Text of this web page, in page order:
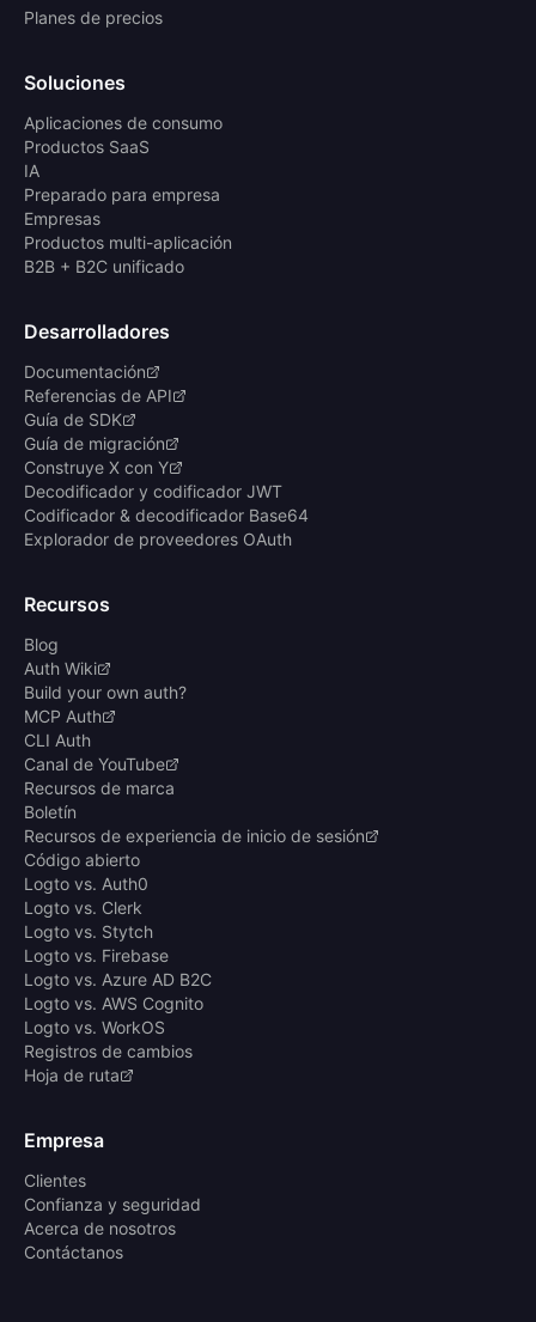
Planes de precios
Soluciones
Aplicaciones de consumo
Productos SaaS
IA
Preparado para empresa
Empresas
Productos multi-aplicación
B2B + B2C unificado
Desarrolladores
Documentación
Referencias de API
Guía de SDK
Guía de migración
Construye X con Y
Decodificador y codificador JWT
Codificador & decodificador Base64
Explorador de proveedores OAuth
Recursos
Blog
Auth Wiki
Build your own auth?
MCP Auth
CLI Auth
Canal de YouTube
Recursos de marca
Boletín
Recursos de experiencia de inicio de sesión
Código abierto
Logto vs. Auth0
Logto vs. Clerk
Logto vs. Stytch
Logto vs. Firebase
Logto vs. Azure AD B2C
Logto vs. AWS Cognito
Logto vs. WorkOS
Registros de cambios
Hoja de ruta
Empresa
Clientes
Confianza y seguridad
Acerca de nosotros
Contáctanos